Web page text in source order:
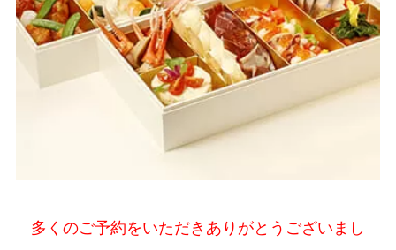
多くのご予約をいただきありがとうございまし